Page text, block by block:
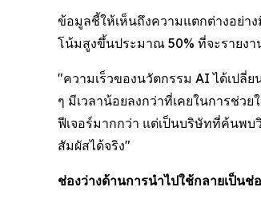
ข้อมูลชี้ให้เห็นถึงความแตกต่างอย่า
โน้มสูงขึ้นประมาณ 50% ที่จะรายง
"ความเร็วของนวัตกรรม AI ได้เปลี่
ๆ มีเวลาน้อยลงกว่าที่เคยในการช่ว
ฟีเจอร์มากกว่า แต่เป็นบริษัทที่ค้นพ
สัมผัสได้จริง"
ช่องว่างด้านการนำไปใช้กลายเป็น